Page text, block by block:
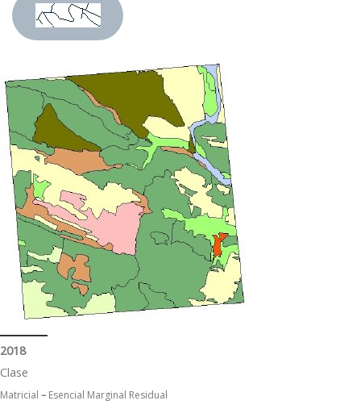
2018
Clase
Matricial – Esencial Marginal Residual